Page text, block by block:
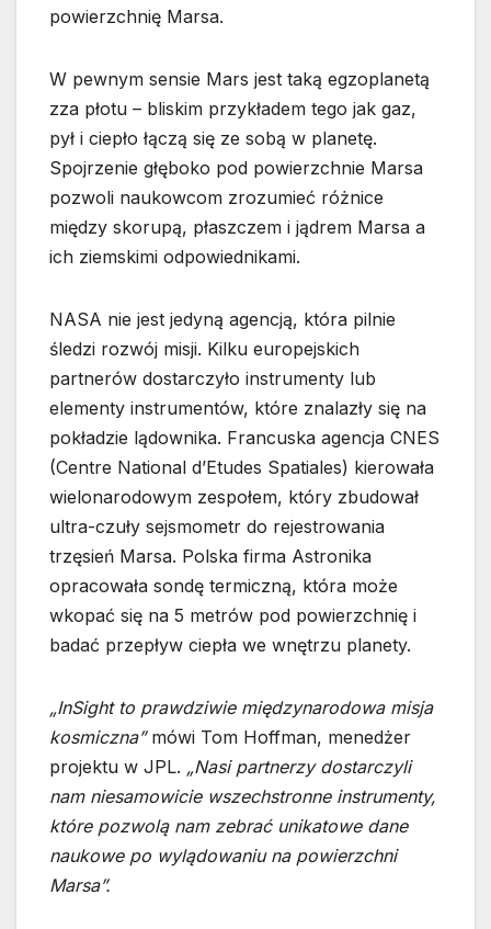
powierzchnię Marsa.
W pewnym sensie Mars jest taką egzoplanetą
zza płotu – bliskim przykładem tego jak gaz,
pył i ciepło łączą się ze sobą w planetę.
Spojrzenie głęboko pod powierzchnie Marsa
pozwoli naukowcom zrozumieć różnice
między skorupą, płaszczem i jądrem Marsa a
ich ziemskimi odpowiednikami.
NASA nie jest jedyną agencją, która pilnie
śledzi rozwój misji. Kilku europejskich
partnerów dostarczyło instrumenty lub
elementy instrumentów, które znalazły się na
pokładzie lądownika. Francuska agencja CNES
(Centre National d’Etudes Spatiales) kierowała
wielonarodowym zespołem, który zbudował
ultra-czuły sejsmometr do rejestrowania
trzęsień Marsa. Polska firma Astronika
opracowała sondę termiczną, która może
wkopać się na 5 metrów pod powierzchnię i
badać przepływ ciepła we wnętrzu planety.
„InSight to prawdziwie międzynarodowa misja
kosmiczna” mówi Tom Hoffman, menedżer
projektu w JPL. „Nasi partnerzy dostarczyli
nam niesamowicie wszechstronne instrumenty,
które pozwolą nam zebrać unikatowe dane
naukowe po wylądowaniu na powierzchni
Marsa”.